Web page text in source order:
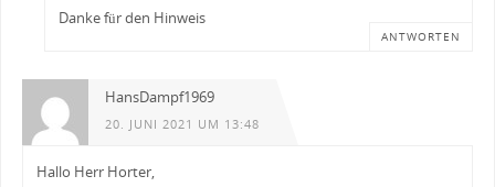
Danke für den Hinweis
ANTWORTEN
HansDampf1969
20. JUNI 2021 UM 13:48
Hallo Herr Horter,